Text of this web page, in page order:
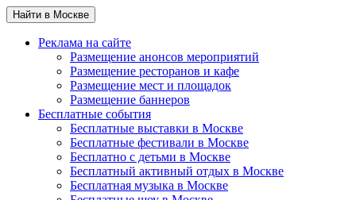
Найти в Москве
Реклама на сайте
Размещение анонсов мероприятий
Размещение ресторанов и кафе
Размещение мест и площадок
Размещение баннеров
Бесплатные события
Бесплатные выставки в Москве
Бесплатные фестивали в Москве
Бесплатно с детьми в Москве
Бесплатный активный отдых в Москве
Бесплатная музыка в Москве